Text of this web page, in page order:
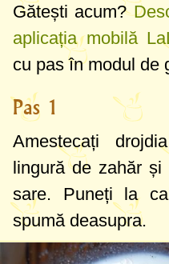
Gătești acum?
aplicația mobilă
cu pas în modul de
Pas 1
Amestecați
lingurăde zahăr și
sare. Puneți la
spumă deasupra.